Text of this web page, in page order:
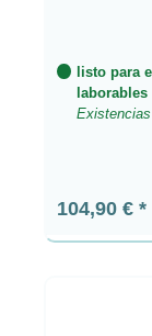
listo para
laborables
Precio
104,90 €